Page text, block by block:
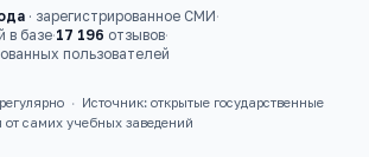
· зарегистрированное СМИ·
в базе·17 196 отзывов·
пользователей
·
Источник: открытые государственные
самих учебных заведений